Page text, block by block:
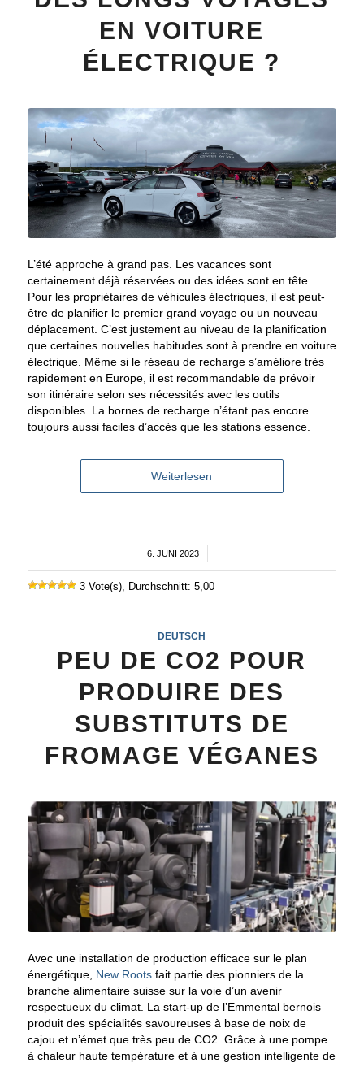
EN VOITURE
ÉLECTRIQUE ?
L’été approche à grand pas. Les vacances sont
certainement déjà réservées ou des idées sont en tête.
Pour les propriétaires de véhicules électriques, il est peut-
être de planifier le premier grand voyage ou un nouveau
déplacement. C’est justement au niveau de la planification
que certaines nouvelles habitudes sont à prendre en voiture
électrique. Même si le réseau de recharge s’améliore très
rapidement en Europe, il est recommandable de prévoir
son itinéraire selon ses nécessités avec les outils
disponibles. La bornes de recharge n’étant pas encore
toujours aussi faciles d’accès que les stations essence.
Weiterlesen
6. JUNI 2023
/
3 Vote(s), Durchschnitt: 5,00
DEUTSCH
PEU DE CO2 POUR
PRODUIRE DES
SUBSTITUTS DE
FROMAGE VÉGANES
Avec une installation de production efficace sur le plan
énergétique, New Rootsfait partie des pionniers de la
branche alimentaire suisse sur la voie d’un avenir
respectueux du climat. La start-up de l’Emmental bernois
produit des spécialités savoureuses à base de noix de
cajou et n’émet que très peu de CO2. Grâce à une pompe
à chaleur haute température et à une gestion intelligente de